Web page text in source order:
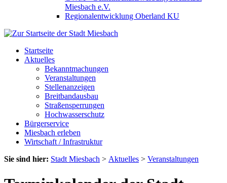
Miesbach e.V.
Regionalentwicklung Oberland KU
Startseite
Aktuelles
Bekanntmachungen
Veranstaltungen
Stellenanzeigen
Breitbandausbau
Straßensperrungen
Hochwasserschutz
Bürgerservice
Miesbach erleben
Wirtschaft / Infrastruktur
Sie sind hier: Stadt Miesbach > Aktuelles > Veranstaltungen